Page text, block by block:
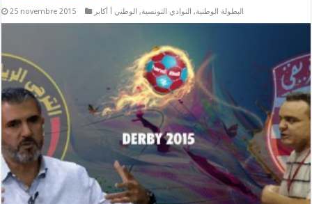
25 novembre 2015 البطولة الوطنية, النوادي التونسية, الوطني أ أكابر